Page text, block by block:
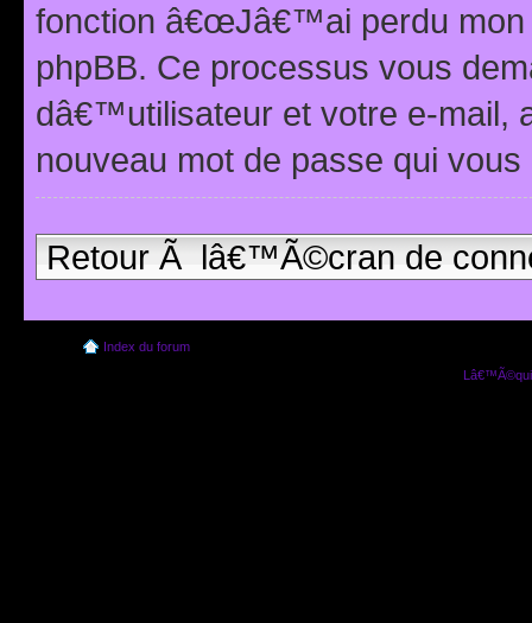
fonction â€œJâ€™ai perdu mon
phpBB. Ce processus vous
dâ€™utilisateur et votre e-mail,
nouveau mot de passe qui
Retour Ã lâ€™Ã©cran de
Index du forum